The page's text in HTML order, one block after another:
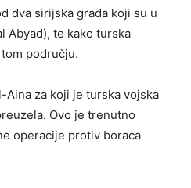
dva sirijska grada koji su u
Abyad), te kako turska
području.
Aina za koji je turska vojska
Ovo je trenutno
operacije protiv boraca